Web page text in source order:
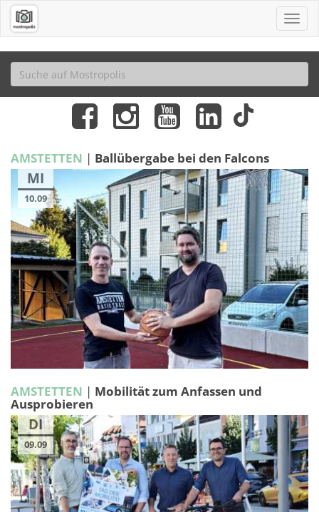
AMSTETTEN | Ballübergabe bei den Falcons
MI
10.09
AMSTETTEN | Mobilität zum Anfassen und
Ausprobieren
DI
09.09